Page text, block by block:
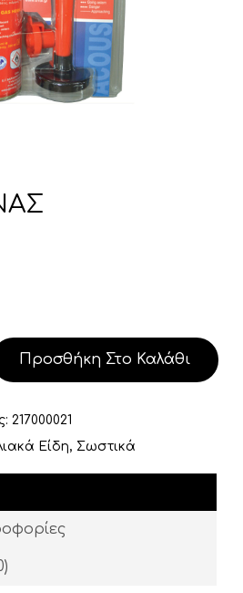
Προσθήκη Στο Καλάθι
217000021
Είδη, Σωστικά